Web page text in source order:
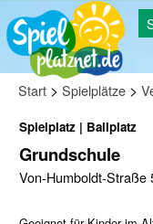
Start > Spielplätze >
Spielplatz | Ballplatz
Grundschule
Von-Humboldt-Straße